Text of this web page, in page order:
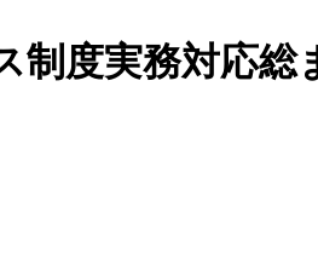
度実務対応総